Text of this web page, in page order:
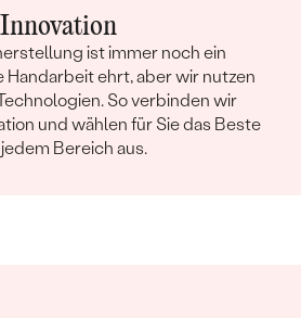
Innovation
ist immer noch ein
Handarbeit ehrt, aber wir nutzen
So verbinden wir
und wählen für Sie das Beste
Bereich aus.